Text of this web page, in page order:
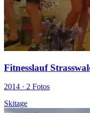
Fitnesslauf
2014 · 2 Fotos
Skitage